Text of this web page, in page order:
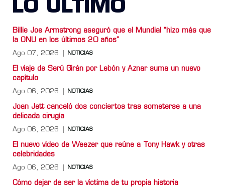
LO ULTIMO
Billie Joe Armstrong aseguró que el Mundial “hizo más que
la ONU en los últimos 20 años”
Ago 07, 2026 NOTICIAS
El viaje de Serú Girán por Lebón y Aznar suma un nuevo
capítulo
Ago 06, 2026 NOTICIAS
Joan Jett canceló dos conciertos tras someterse a una
delicada cirugía
Ago 06, 2026 NOTICIAS
El nuevo video de Weezer que reúne a Tony Hawk y otras
celebridades
Ago 06, 2026 NOTICIAS
Cómo dejar de ser la víctima de tu propia historia